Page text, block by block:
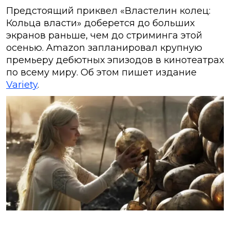
Предстоящий приквел «Властелин колец:
Кольца власти» доберется до больших
экранов раньше, чем до стриминга этой
осенью. Amazon запланировал крупную
премьеру дебютных эпизодов в кинотеатрах
по всему миру. Об этом пишет издание
Variety.